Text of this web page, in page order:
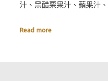
汁、黑醋栗果汁、蘋果汁
Read more